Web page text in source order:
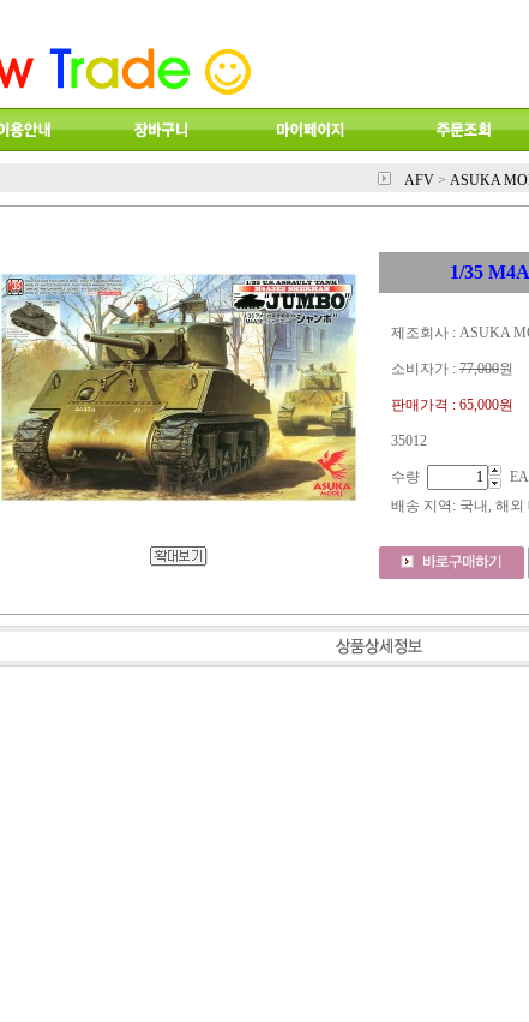
AFV > ASUKA
1/35
제조회사 : ASUKA
소비자가 : 77,000원
판매가격 : 65,000원
35012
수량
EA
배송 지역 : 국내, 해외